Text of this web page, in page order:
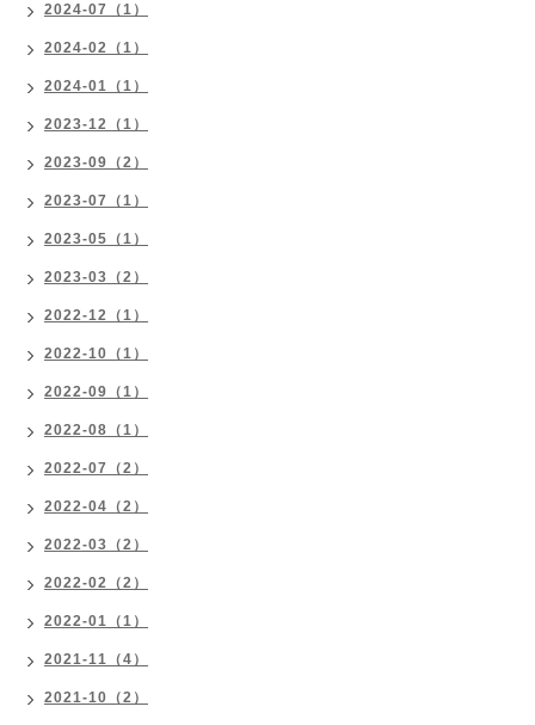
2024-07（1）
2024-02（1）
2024-01（1）
2023-12（1）
2023-09（2）
2023-07（1）
2023-05（1）
2023-03（2）
2022-12（1）
2022-10（1）
2022-09（1）
2022-08（1）
2022-07（2）
2022-04（2）
2022-03（2）
2022-02（2）
2022-01（1）
2021-11（4）
2021-10（2）